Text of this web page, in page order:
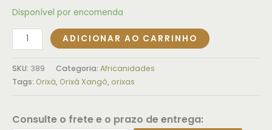
Disponível por encomenda
ADICIONAR AO CARRINHO
SKU: 389 Categoria: Africanidades
Tags: Orixá, Orixá Xangô, orixas
Consulte o frete e o prazo de entrega: